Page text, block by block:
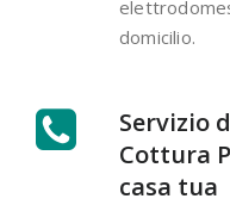
domicilio.
Servizio
Cottura
casa tua